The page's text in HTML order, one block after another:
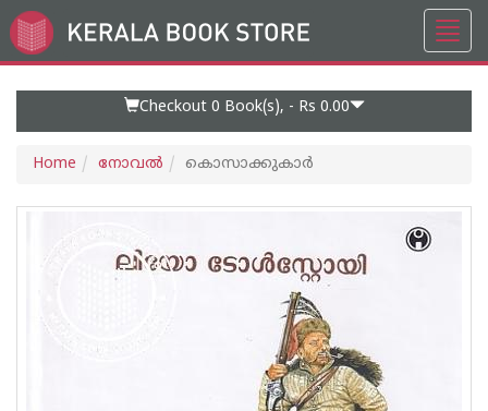
Go
to
Checkout 0 Book(s), - Rs 0.00
Home നോവല്‍ കൊസാക്കുകാര്‍